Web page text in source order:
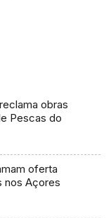
obras
Pescas do
oferta
nos Açores